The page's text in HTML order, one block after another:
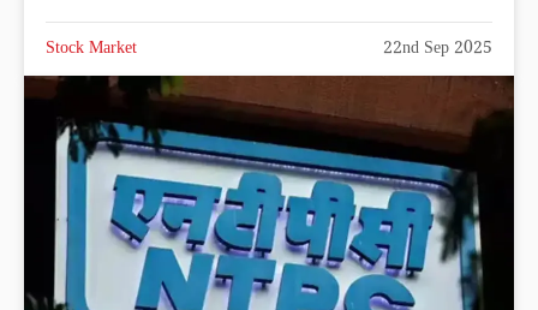
Stock Market 22nd Sep 2025